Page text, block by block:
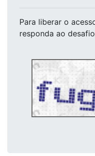
Para liberar o
responda ao